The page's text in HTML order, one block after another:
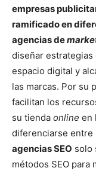
empresas
ramificado en
agencias de
diseñar estrategias
espacio digital y
las marcas. Por su
facilitan los
su tienda online en
diferenciarse entre
agencias SEO solo
métodos SEO